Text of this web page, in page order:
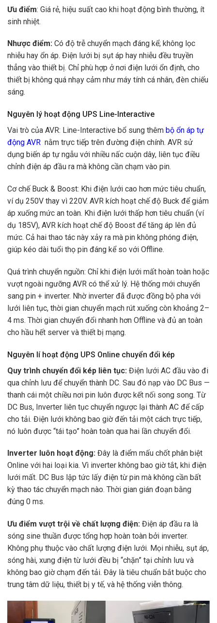
Ưu điểm: Giá rẻ, hiệu suất cao khi hoạt động bình thường, ít
sinh nhiệt.
Nhược điểm: Có độ trễ chuyển mạch đáng kể; không lọc
nhiễu hay ổn áp. Điện lưới bị sụt áp hay nhiễu đều truyền
thẳng vào thiết bị. Chỉ phù hợp ở nơi điện lưới ổn định, cho
thiết bị không quá nhạy cảm như máy tính cá nhân, đèn chiếu
sáng.
Nguyên lý hoạt động UPS Line-Interactive
Vai trò của AVR: Line-Interactive bổ sung thêm bộ ổn áp tự
động AVR nằm trực tiếp trên đường điện chính. AVR sử
dụng biến áp tự ngẫu với nhiều nấc cuộn dây, liên tục điều
chỉnh điện áp đầu ra mà không cần chạm vào pin.
Cơ chế Buck & Boost: Khi điện lưới cao hơn mức tiêu chuẩn,
ví dụ 250V thay vì 220V. AVR kích hoạt chế độ Buck để giảm
áp xuống mức an toàn. Khi điện lưới thấp hơn tiêu chuẩn (ví
dụ 185V), AVR kích hoạt chế độ Boost để tăng áp lên đủ
mức. Cả hai thao tác này xảy ra mà pin không phóng điện,
giúp kéo dài tuổi thọ pin đáng kể so với Offline.
Quá trình chuyển nguồn: Chỉ khi điện lưới mất hoàn toàn hoặc
vượt ngoài ngưỡng AVR có thể xử lý. Hệ thống mới chuyển
sang pin + inverter. Nhờ inverter đã được đồng bộ pha với
lưới liên tục, thời gian chuyển mạch rút xuống còn khoảng 2–
4 ms. Thời gian chuyển đổi nhanh hơn Offline và đủ an toàn
cho hầu hết server và thiết bị mạng.
Nguyên lí hoạt động UPS Online chuyển đổi kép
Quy trình chuyển đổi kép liên tục: Điện lưới AC đầu vào đi
qua chỉnh lưu để chuyển thành DC. Sau đó nạp vào DC Bus —
thanh cái một chiều nơi pin luôn được kết nối song song. Từ
DC Bus, Inverter liên tục chuyển ngược lại thành AC để cấp
cho tải. Điện lưới không bao giờ đến tải một cách trực tiếp,
nó luôn được “tái tạo” hoàn toàn qua hai lần chuyển đổi.
Inverter luôn hoạt động: Đây là điểm mấu chốt phân biệt
Online với hai loại kia. Vì inverter không bao giờ tắt, khi điện
lưới mất. DC Bus lập tức lấy điện từ pin mà không cần bất
kỳ thao tác chuyển mạch nào. Thời gian gián đoạn bằng
đúng 0 ms.
Ưu điểm vượt trội về chất lượng điện: Điện áp đầu ra là
sóng sine thuần được tổng hợp hoàn toàn bởi inverter.
Không phụ thuộc vào chất lượng điện lưới. Mọi nhiễu, sụt áp,
sóng hài, xung điện từ lưới đều bị “chặn” tại chỉnh lưu và
không bao giờ chạm đến tải. Đây là tiêu chuẩn bắt buộc cho
trung tâm dữ liệu, thiết bị y tế, và hệ thống viễn thông.